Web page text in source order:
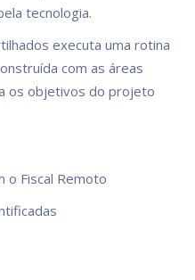
tecnologia.
executa uma rotina
com as áreas
os objetivos do projeto
o Fiscal Remoto